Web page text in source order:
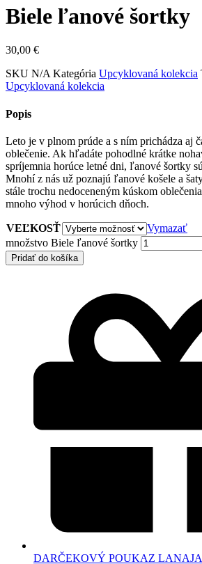
Biele ľanové šortky
30,00 €
SKU N/AKategória Upcyklovaná kolekcia
Upcyklovaná kolekcia
Popis
Leto je v plnom prúde a s ním prichádza aj
oblečenie. Ak hľadáte pohodlné krátke
spríjemnia horúce letné dni, ľanové šortky
Mnohí z nás už poznajú ľanové košele a
stále trochu nedoceneným kúskom
mnoho výhod v horúcich dňoch.
VEĽKOSŤ
Vymazať
množstvo Biele ľanové šortky
Pridať do košíka
DARČEKOVÝ POUKAZ